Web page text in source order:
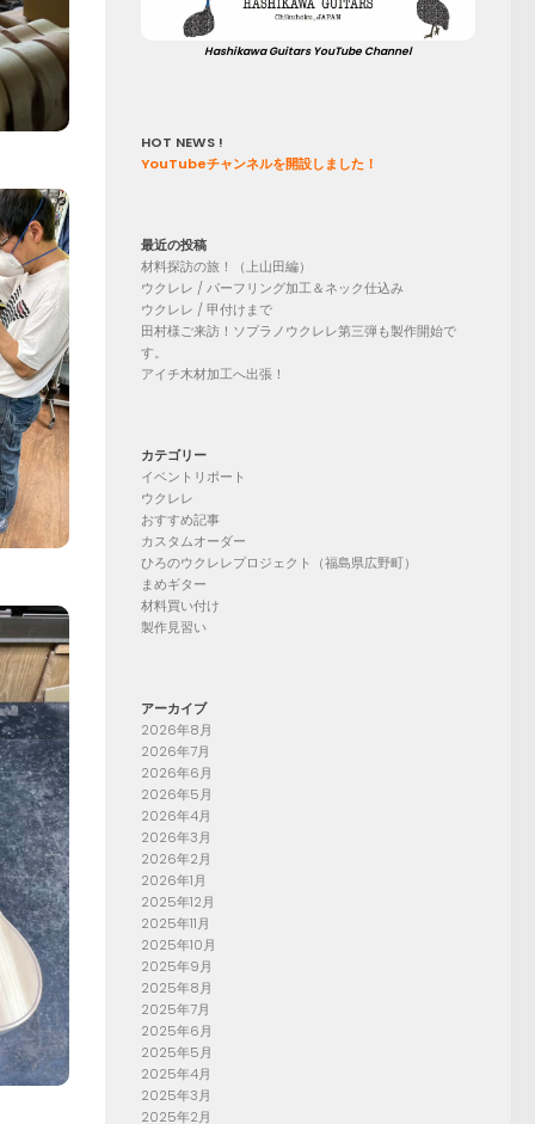
Hashikawa Guitars YouTube Channel
HOT NEWS !
YouTubeチャンネルを開設しました！
最近の投稿
材料探訪の旅！（上山田編）
ウクレレ / パーフリング加工＆ネック仕込み
ウクレレ / 甲付けまで
田村様ご来訪！ソプラノウクレレ第三弾も製作開始で
す。
アイチ木材加工へ出張！
カテゴリー
イベントリポート
ウクレレ
おすすめ記事
カスタムオーダー
ひろのウクレレプロジェクト（福島県広野町）
まめギター
材料買い付け
製作見習い
アーカイブ
2026年8月
2026年7月
2026年6月
2026年5月
2026年4月
2026年3月
2026年2月
2026年1月
2025年12月
2025年11月
2025年10月
2025年9月
2025年8月
2025年7月
2025年6月
2025年5月
2025年4月
2025年3月
2025年2月